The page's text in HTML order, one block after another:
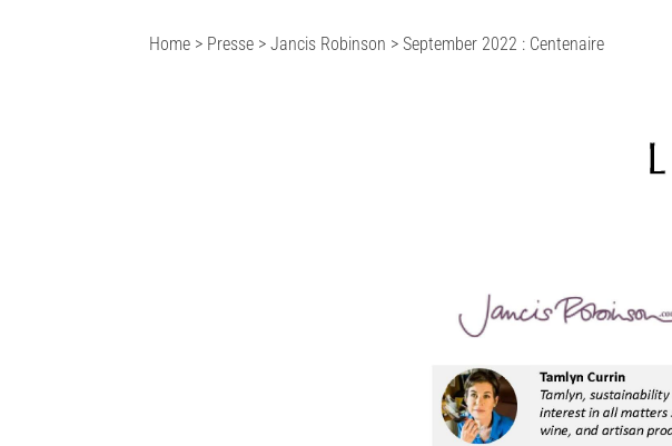
Home > Presse >Jancis Robinson >September 2022 : Centenaire